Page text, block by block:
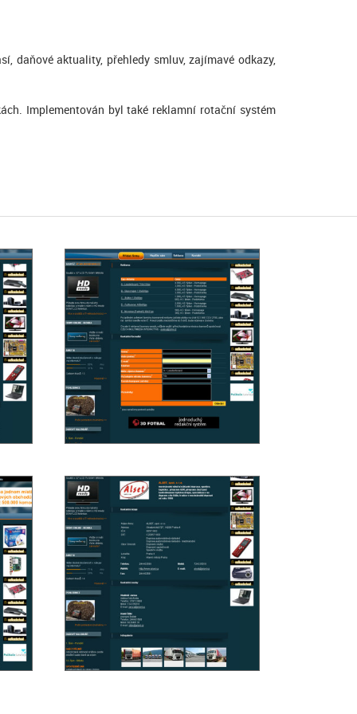
daňové aktuality, přehledy smluv, zajímavé odkazy,
Implementován byl také reklamní rotační systém